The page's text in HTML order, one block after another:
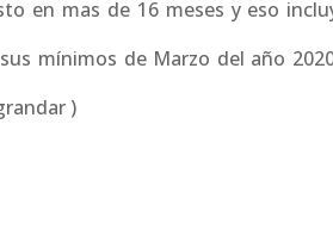
en mas de 16 meses y eso
mínimos de Marzo del año
)